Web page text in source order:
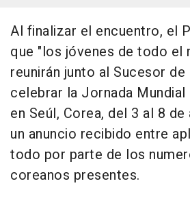
Al finalizar el encuentro, el
que "los jóvenes de todo el
reunirán junto al Sucesor
celebrar la Jornada
en Seúl, Corea, del 3 al 8
un anuncio recibido entre
todo por parte de los
coreanos presentes.